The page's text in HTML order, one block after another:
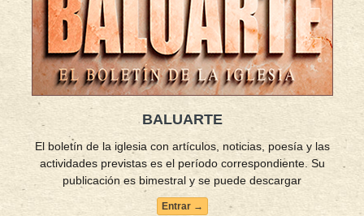
BALUARTE
El boletín de la iglesia con artículos, noticias, poesía y las
actividades previstas es el período correspondiente. Su
publicación es bimestral y se puede descargar
Entrar →